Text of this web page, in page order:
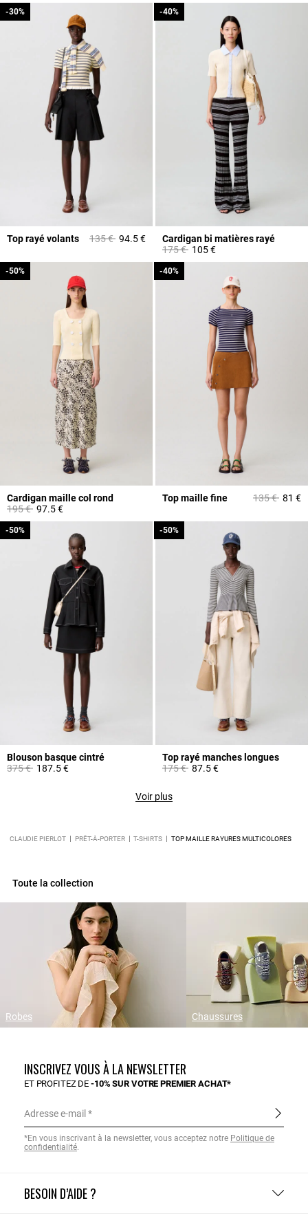
Top rayé volants Prix réduit à partir de
135 €à
-30%
94.5 €
-30%
Cardigan bi matières rayé
Prix réduit à partir de
175 €à
-40%
105 €
-40%
Cardigan maille col rond
Prix réduit à partir de
195 €à
-50%
97.5 €
-50%
Top maille fine Prix réduit à
135 €à
-40%
81 €
-40%
Blouson basque cintré
Prix réduit à partir de
375 €à
-50%
187.5 €
-50%
Top rayé manches longues
Prix réduit à partir de
175 €à
-50%
87.5 €
-50%
Voir plus
CLAUDIE PIERLOT PRÊT-À-PORTER T-SHIRTS TOP MAILLE RAYURES MULTICOLORES
Toute la collection
Robes Chaussures
BESOIN D’AIDE ?
INSCRIVEZ VOUS À LA NEWSLETTER
ET PROFITEZ DE-10% SUR VOTRE PREMIER ACHAT*
Adresse e-mail
*En vous inscrivant à la newsletter, vous acceptez notre Politique de
confidentialité.